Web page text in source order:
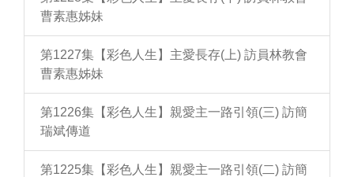
曹素惠姊妹
第1227集【彩色人生】主愛長存(上) 訪員林教會
曹素惠姊妹
第1226集【彩色人生】親愛主一路引領(三) 訪簡
瑞斌傳道
第1225集【彩色人生】親愛主一路引領(二) 訪簡